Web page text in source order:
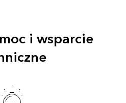
i wsparcie